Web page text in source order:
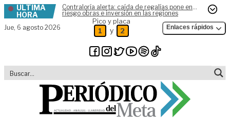
Skip to content
ÚLTIMA
HORA
Contraloría alerta: caída de regalías pone en
riesgo obras e inversión en las regiones
Jue, 6 agosto 2026
Pico y placa
1 y 2 Enlaces rápidos